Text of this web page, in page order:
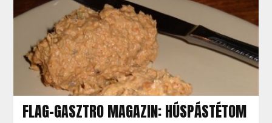
FLAG-GASZTRO MAGAZIN: HÚSPÁSTÉTOM